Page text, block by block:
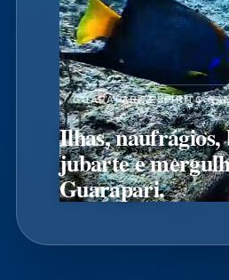
GUARAPARI, ESPÍRITO
Ilhas, naufrágios,
jubarte e
Guarapari.